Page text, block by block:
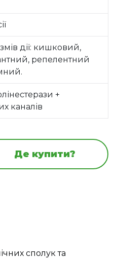
дії: кишковий,
репелентний
+
каналів
Де купити?
сполук та